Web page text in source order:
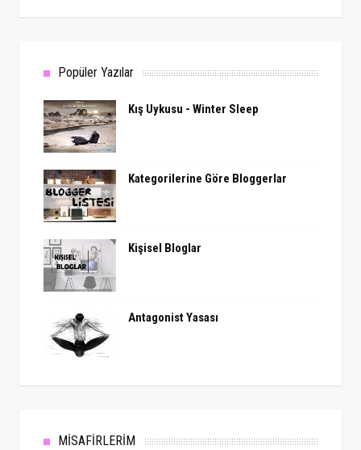
Popüler Yazılar
Kış Uykusu - Winter Sleep
Kategorilerine Göre Bloggerlar
Kişisel Bloglar
Antagonist Yasası
MİSAFİRLERİM